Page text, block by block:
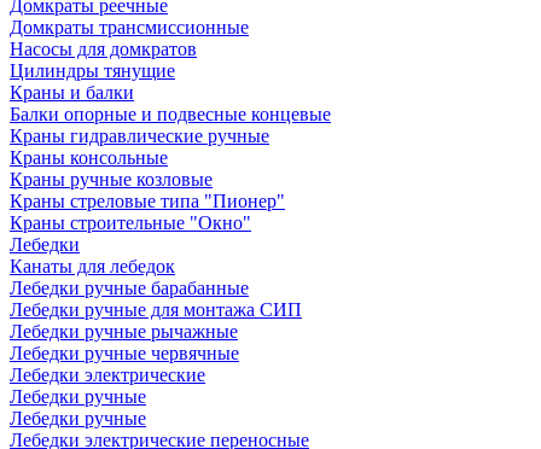
Домкраты реечные
Домкраты трансмиссионные
Насосы для домкратов
Цилиндры тянущие
Краны и балки
Балки опорные и подвесные концевые
Краны гидравлические ручные
Краны консольные
Краны ручные козловые
Краны стреловые типа "Пионер"
Краны строительные "Окно"
Лебедки
Канаты для лебедок
Лебедки ручные барабанные
Лебедки ручные для монтажа СИП
Лебедки ручные рычажные
Лебедки ручные червячные
Лебедки электрические
Лебедки ручные
Лебедки ручные
Лебедки электрические переносные